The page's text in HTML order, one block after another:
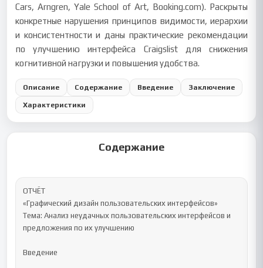
Cars, Arngren, Yale School of Art, Booking.com). Раскрыты
конкретные нарушения принципов видимости, иерархии
и консистентности и даны практические рекомендации
по улучшению интерфейса Craigslist для снижения
когнитивной нагрузки и повышения удобства.
Описание Содержание Введение Заключение
Характеристики
Содержание
ОТЧЁТ
«Графический дизайн пользовательских интерфейсов»
Тема: Анализ неудачных пользовательских интерфейсов и
предложения по их улучшению
Введение